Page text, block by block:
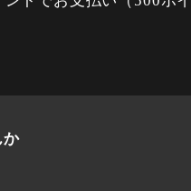
か